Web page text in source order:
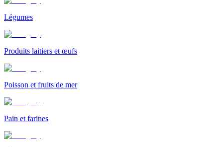
Légumes
Produits laitiers et œufs
Poisson et fruits de mer
Pain et farines